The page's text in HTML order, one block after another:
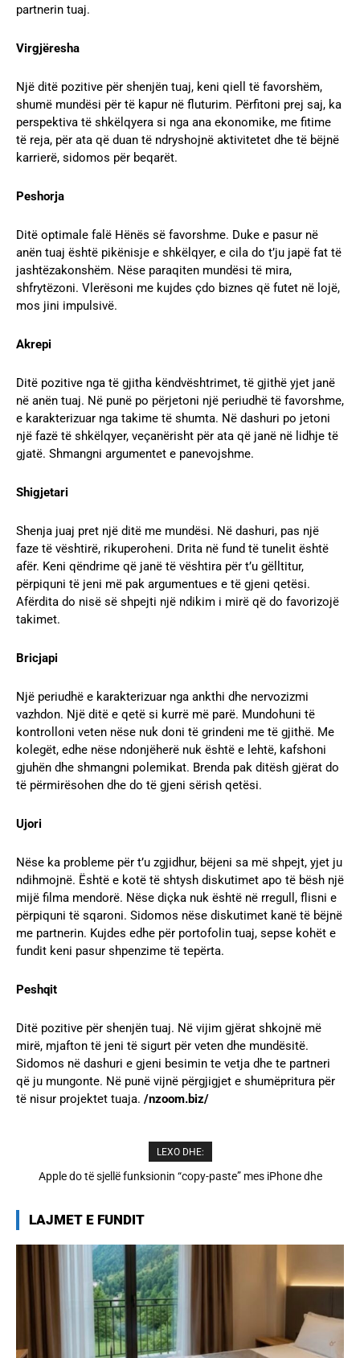
partnerin tuaj.
Virgjëresha
Një ditë pozitive për shenjën tuaj, keni qiell të favorshëm,
shumë mundësi për të kapur në fluturim. Përfitoni prej saj, ka
perspektiva të shkëlqyera si nga ana ekonomike, me fitime
të reja, për ata që duan të ndryshojnë aktivitetet dhe të bëjnë
karrierë, sidomos për beqarët.
Peshorja
Ditë optimale falë Hënës së favorshme. Duke e pasur në
anën tuaj është pikënisje e shkëlqyer, e cila do t’ju japë fat të
jashtëzakonshëm. Nëse paraqiten mundësi të mira,
shfrytëzoni. Vlerësoni me kujdes çdo biznes që futet në lojë,
mos jini impulsivë.
Akrepi
Ditë pozitive nga të gjitha këndvështrimet, të gjithë yjet janë
në anën tuaj. Në punë po përjetoni një periudhë të favorshme,
e karakterizuar nga takime të shumta. Në dashuri po jetoni
një fazë të shkëlqyer, veçanërisht për ata që janë në lidhje të
gjatë. Shmangni argumentet e panevojshme.
Shigjetari
Shenja juaj pret një ditë me mundësi. Në dashuri, pas një
faze të vështirë, rikuperoheni. Drita në fund të tunelit është
afër. Keni qëndrime që janë të vështira për t’u gëlltitur,
përpiquni të jeni më pak argumentues e të gjeni qetësi.
Afërdita do nisë së shpejti një ndikim i mirë që do favorizojë
takimet.
Bricjapi
Një periudhë e karakterizuar nga ankthi dhe nervozizmi
vazhdon. Një ditë e qetë si kurrë më parë. Mundohuni të
kontrolloni veten nëse nuk doni të grindeni me të gjithë. Me
kolegët, edhe nëse ndonjëherë nuk është e lehtë, kafshoni
gjuhën dhe shmangni polemikat. Brenda pak ditësh gjërat do
të përmirësohen dhe do të gjeni sërish qetësi.
Ujori
Nëse ka probleme për t’u zgjidhur, bëjeni sa më shpejt, yjet ju
ndihmojnë. Është e kotë të shtysh diskutimet apo të bësh një
mijë filma mendorë. Nëse diçka nuk është në rregull, flisni e
përpiquni të sqaroni. Sidomos nëse diskutimet kanë të bëjnë
me partnerin. Kujdes edhe për portofolin tuaj, sepse kohët e
fundit keni pasur shpenzime të tepërta.
Peshqit
Ditë pozitive për shenjën tuaj. Në vijim gjërat shkojnë më
mirë, mjafton të jeni të sigurt për veten dhe mundësitë.
Sidomos në dashuri e gjeni besimin te vetja dhe te partneri
që ju mungonte. Në punë vijnë përgjigjet e shumëpritura për
të nisur projektet tuaja. /nzoom.biz/
LEXO DHE:
Cristiano Ronaldo dhe Georgina martohen këtë të shtunë,
LAJMET E FUNDIT